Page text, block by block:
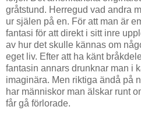
gråtstund. Herregud vad andra
ur själen på en. För att man är
fantasi för att direkt i sitt inre
av hur det skulle kännas om
eget liv. Efter att ha känt
fantasin annars drunknar man i
imaginära. Men riktiga ändå på
har människor man älskar runt
får gå förlorade.